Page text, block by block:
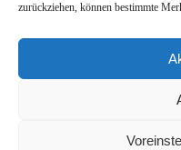
zurückziehen, können bestimmte